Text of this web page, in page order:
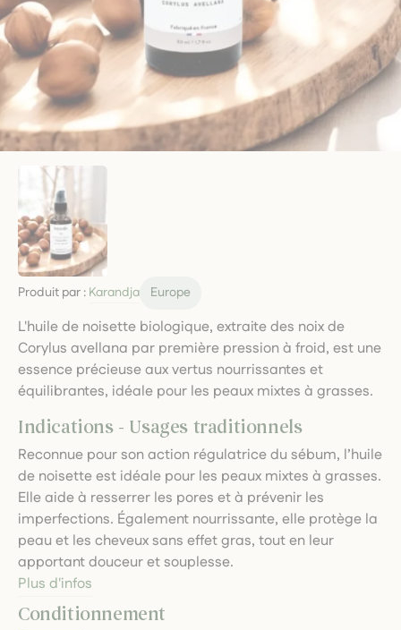
Produit par : Karandja Europe
L'huile de noisette biologique, extraite des noix de
Corylus avellana par première pression à froid, est une
essence précieuse aux vertus nourrissantes et
équilibrantes, idéale pour les peaux mixtes à grasses.
Indications - Usages traditionnels
Reconnue pour son action régulatrice du sébum, l’huile
de noisette est idéale pour les peaux mixtes à grasses.
Elle aide à resserrer les pores et à prévenir les
imperfections. Également nourrissante, elle protège la
peau et les cheveux sans effet gras, tout en leur
apportant douceur et souplesse.
Plus d'infos
Conditionnement